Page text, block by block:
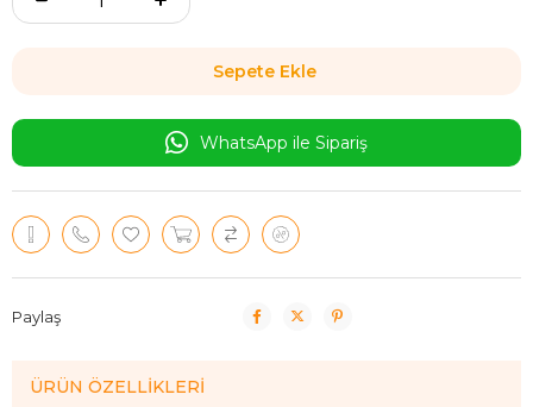
WhatsApp ile Sipariş
Paylaş
ÜRÜN ÖZELLIKLERI